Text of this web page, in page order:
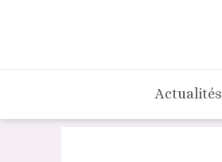
Actualités